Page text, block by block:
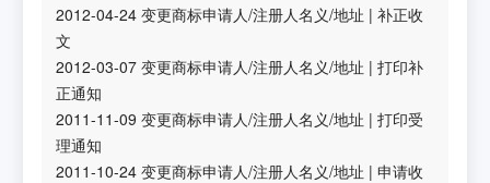
2012-04-24 变更商标申请人/注册人名义/地址 |补正收
文
2012-03-07 变更商标申请人/注册人名义/地址 |打印补
正通知
2011-11-09 变更商标申请人/注册人名义/地址 |打印受
理通知
2011-10-24 变更商标申请人/注册人名义/地址 |申请收